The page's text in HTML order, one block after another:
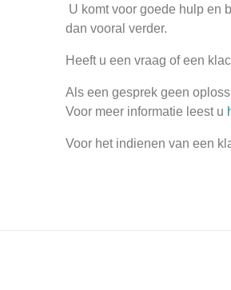
U komt voor goede hulp en
dan vooral verder.
Heeft u een vraag of een
Als een gesprek geen
Voor meer informatie leest u
Voor het indienen van een